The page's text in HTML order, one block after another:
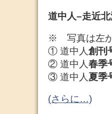
道中人–走近
※ 写真は左
① 道中人創刊
② 道中人春季
③ 道中人 夏季
(さらに…)